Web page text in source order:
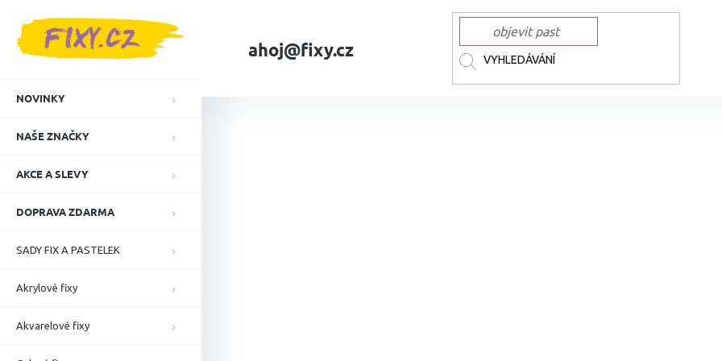
ahoj@fixy.cz
NOVINKY
NAŠE ZNAČKY
AKCE A SLEVY
DOPRAVA ZDARMA
SADY FIX A PASTELEK
Akrylové fixy
Akvarelové fixy